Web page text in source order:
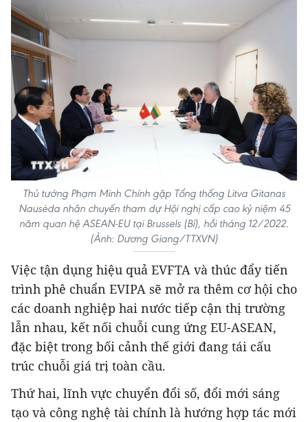
Thủ tướng Phạm Minh Chính gặp Tổng thống Litva Gitanas
Nausėda nhân chuyến tham dự Hội nghị cấp cao kỷ niệm 45
năm quan hệ ASEAN-EU tại Brussels (Bỉ), hồi tháng 12/2022.
(Ảnh: Dương Giang/TTXVN)
Việc tận dụng hiệu quả EVFTA và thúc đẩy tiến
trình phê chuẩn EVIPA sẽ mở ra thêm cơ hội cho
các doanh nghiệp hai nước tiếp cận thị trường
lẫn nhau, kết nối chuỗi cung ứng EU-ASEAN,
đặc biệt trong bối cảnh thế giới đang tái cấu
trúc chuỗi giá trị toàn cầu.
Thứ hai, lĩnh vực chuyển đổi số, đổi mới sáng
tạo và công nghệ tài chính là hướng hợp tác mới